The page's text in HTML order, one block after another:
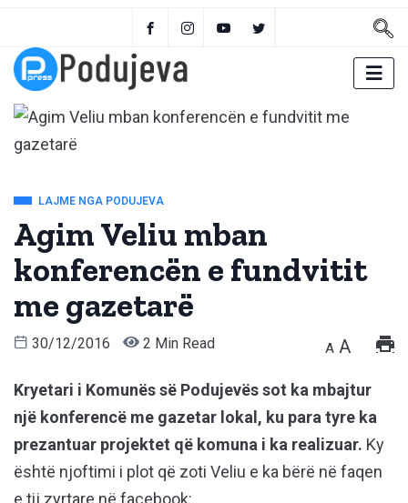
LAJME NGA PODUJEVA
Agim Veliu mban
konferencën e fundvitit
me gazetarë
30/12/2016 2 Min Read A A
Kryetari i Komunës së Podujevës sot ka mbajtur
një konferencë me gazetar lokal, ku para tyre ka
prezantuar projektet që komuna i ka realizuar. Ky
është njoftimi i plot që zoti Veliu e ka bërë në faqen
e tij zyrtare në facebook: